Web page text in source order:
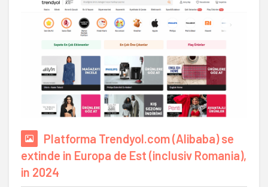
Platforma Trendyol.com (Alibaba) se
extinde in Europa de Est (inclusiv Romania),
in 2024